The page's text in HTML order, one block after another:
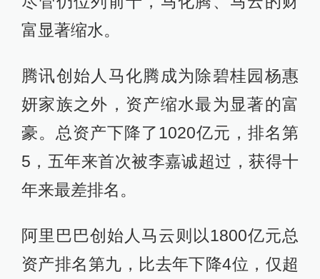
富显著缩水。
腾讯创始人马化腾成为除碧桂园杨惠
妍家族之外，资产缩水最为显著的富
豪。总资产下降了1020亿元，排名第
5，五年来首次被李嘉诚超过，获得十
年来最差排名。
阿里巴巴创始人马云则以1800亿元总
资产排名第九，比去年下降4位，仅超